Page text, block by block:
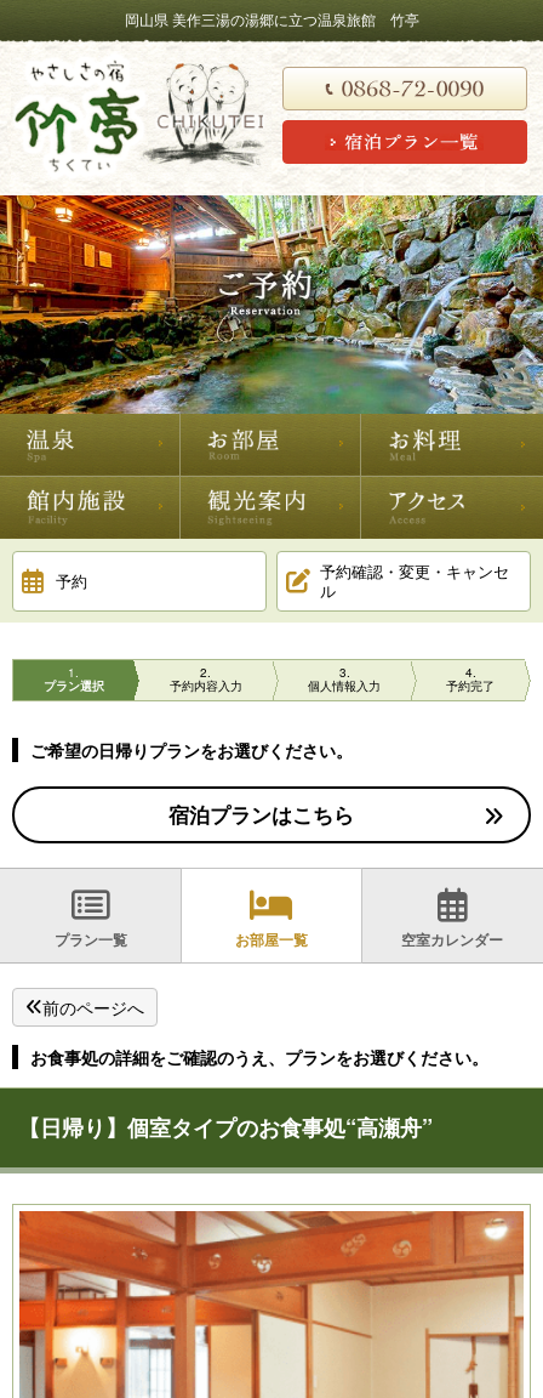
岡山県 美作三湯の湯郷に立つ温泉旅館 竹亭
予約
予約確認・変更・キャンセ
ル
1
プラン選択
2
予約内容入力
3
個人情報入力
4
予約完了
ご希望の日帰りプランをお選びください。
宿泊プランはこちら
プラン一覧 お部屋一覧 空室カレンダー
前のページへ
お食事処の詳細をご確認のうえ、プランをお選びください。
【日帰り】個室タイプのお食事処“高瀬舟”